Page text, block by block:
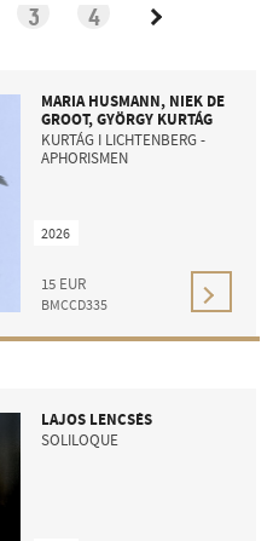
3 4
MARIA HUSMANN, NIEK DE
GROOT, GYÖRGY KURTÁG
KURTÁG I LICHTENBERG -
APHORISMEN
15 EUR
BMCCD335
2026
LAJOS LENCSÉS
SOLILOQUE